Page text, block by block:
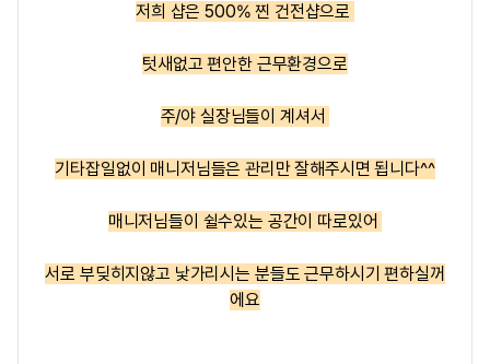
저희 샵은 500% 찐 건전샵으로
텃새없고 편안한 근무환경으로
주/야 실장님들이 계셔서
기타잡일없이 매니저님들은 관리만 잘해주시면 됩니다^^
매니저님들이 쉴수있는 공간이 따로있어
서로 부딪히지않고 낯가리시는 분들도 근무하시기 편하실꺼
에요